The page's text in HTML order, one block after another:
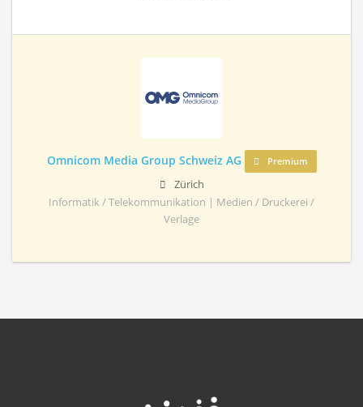
Omnicom Media Group Schweiz AG Premium
Zürich
Informatik / Telekommunikation | Medien / Druckerei /
Verlage